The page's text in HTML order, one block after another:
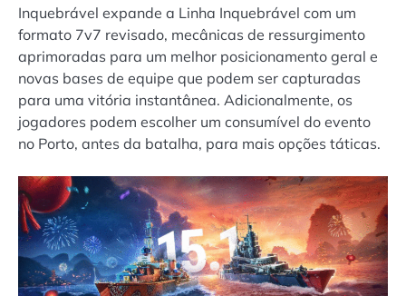
Inquebrável expande a Linha Inquebrável com um
formato 7v7 revisado, mecânicas de ressurgimento
aprimoradas para um melhor posicionamento geral e
novas bases de equipe que podem ser capturadas
para uma vitória instantânea. Adicionalmente, os
jogadores podem escolher um consumível do evento
no Porto, antes da batalha, para mais opções táticas.